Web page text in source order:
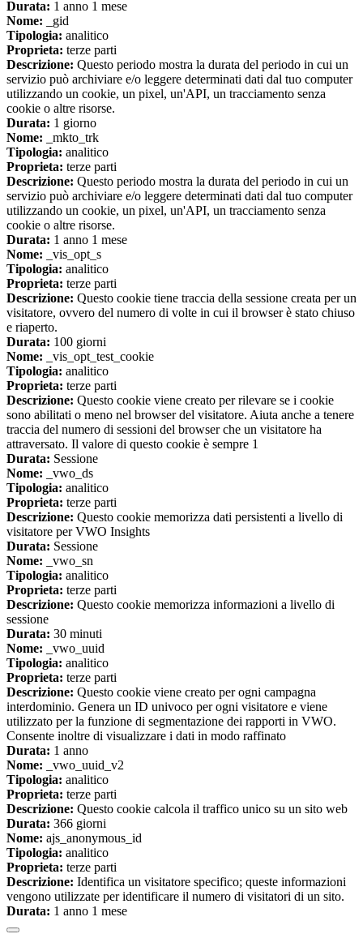
Durata: 1 anno 1 mese
Nome: _gid
Tipologia: analitico
Proprieta: terze parti
Descrizione: Questo periodo mostra la durata del periodo in cui un
servizio può archiviare e/o leggere determinati dati dal tuo computer
utilizzando un cookie, un pixel, un'API, un tracciamento senza
cookie o altre risorse.
Durata: 1 giorno
Nome: _mkto_trk
Tipologia: analitico
Proprieta: terze parti
Descrizione: Questo periodo mostra la durata del periodo in cui un
servizio può archiviare e/o leggere determinati dati dal tuo computer
utilizzando un cookie, un pixel, un'API, un tracciamento senza
cookie o altre risorse.
Durata: 1 anno 1 mese
Nome: _vis_opt_s
Tipologia: analitico
Proprieta: terze parti
Descrizione: Questo cookie tiene traccia della sessione creata per un
visitatore, ovvero del numero di volte in cui il browser è stato chiuso
e riaperto.
Durata: 100 giorni
Nome: _vis_opt_test_cookie
Tipologia: analitico
Proprieta: terze parti
Descrizione: Questo cookie viene creato per rilevare se i cookie
sono abilitati o meno nel browser del visitatore. Aiuta anche a tenere
traccia del numero di sessioni del browser che un visitatore ha
attraversato. Il valore di questo cookie è sempre 1
Durata: Sessione
Nome: _vwo_ds
Tipologia: analitico
Proprieta: terze parti
Descrizione: Questo cookie memorizza dati persistenti a livello di
visitatore per VWO Insights
Durata: Sessione
Nome: _vwo_sn
Tipologia: analitico
Proprieta: terze parti
Descrizione: Questo cookie memorizza informazioni a livello di
sessione
Durata: 30 minuti
Nome: _vwo_uuid
Tipologia: analitico
Proprieta: terze parti
Descrizione: Questo cookie viene creato per ogni campagna
interdominio. Genera un ID univoco per ogni visitatore e viene
utilizzato per la funzione di segmentazione dei rapporti in VWO.
Consente inoltre di visualizzare i dati in modo raffinato
Durata: 1 anno
Nome: _vwo_uuid_v2
Tipologia: analitico
Proprieta: terze parti
Descrizione: Questo cookie calcola il traffico unico su un sito web
Durata: 366 giorni
Nome: ajs_anonymous_id
Tipologia: analitico
Proprieta: terze parti
Descrizione: Identifica un visitatore specifico; queste informazioni
vengono utilizzate per identificare il numero di visitatori di un sito.
Durata: 1 anno 1 mese